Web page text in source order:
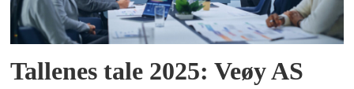
Tallenes tale 2025: Veøy AS